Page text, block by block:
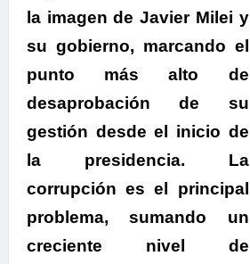
la imagen de Javier Milei y
su gobierno, marcando el
punto más alto de
desaprobación de su
gestión desde el inicio de
la presidencia. La
corrupción es el principal
problema, sumando un
creciente nivel de